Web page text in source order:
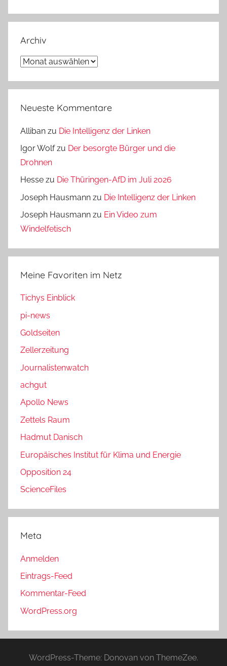
Archiv
Archiv
Neueste Kommentare
Alliban zu Die Intelligenz der Linken
Igor Wolfzu Der besorgte Bürger und die
Drohnen
Hesse zu Die Thüringen-AfD im Juli 2026
Joseph Hausmann zu Die Intelligenz der Linken
Joseph Hausmann zu Ein Video zum
Windelfetisch
Meine Favoriten im Netz
Tichys Einblick
pi-news
Goldseiten
Zellerzeitung
Journalistenwatch
achgut
Apollo News
Zettels Raum
Hadmut Danisch
Europäisches Institut für Klima und Energie
Opposition 24
ScienceFiles
Meta
Anmelden
Eintrags-Feed
Kommentar-Feed
WordPress.org
WordPress-Theme: Donovan von ThemeZee.